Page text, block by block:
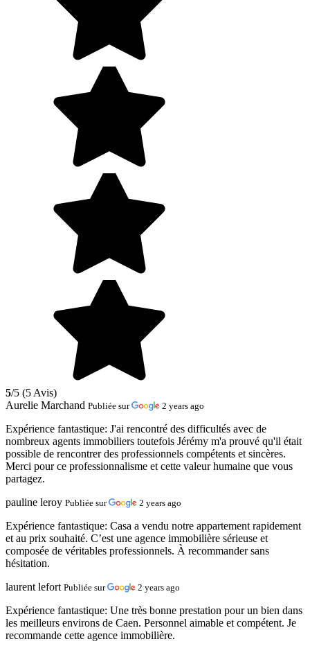
5/5 (5 Avis)
Aurelie Marchand Publiée sur 2 years ago
Expérience fantastique: J'ai rencontré des difficultés avec de
nombreux agents immobiliers toutefois Jérémy m'a prouvé qu'il était
possible de rencontrer des professionnels compétents et sincères.
Merci pour ce professionnalisme et cette valeur humaine que vous
partagez.
pauline leroy Publiée sur 2 years ago
Expérience fantastique: Casa a vendu notre appartement rapidement
et au prix souhaité. C’est une agence immobilière sérieuse et
composée de véritables professionnels. À recommander sans
hésitation.
laurent lefort Publiée sur 2 years ago
Expérience fantastique: Une très bonne prestation pour un bien dans
les meilleurs environs de Caen. Personnel aimable et compétent. Je
recommande cette agence immobilière.